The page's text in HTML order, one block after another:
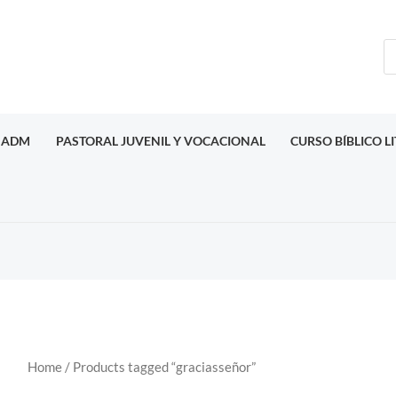
ADM PASTORAL JUVENIL Y VOCACIONAL CURSO BÍBLICO
Home/ Products tagged “graciasseñor”